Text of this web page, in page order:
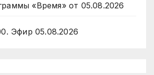
«Время» от 05.08.2026
Эфир 05.08.2026